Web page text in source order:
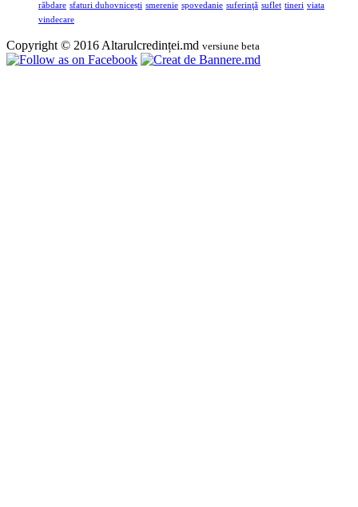
răbdare sfaturi duhovnicești smerenie spovedanie suferinţă suflet tineri viata
vindecare
Copyright © 2016 Altarulcredinței.md versiune beta